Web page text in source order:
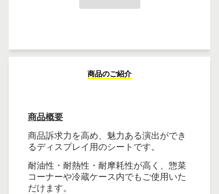
商品のご紹介
商品概要
商品訴求力を高め、魅力ある演出ができ
るディスプレイ用のシートです。
耐油性・耐熱性・耐摩耗性が高く、惣菜
コーナーや冷蔵ケース内でもご使用いた
だけます。